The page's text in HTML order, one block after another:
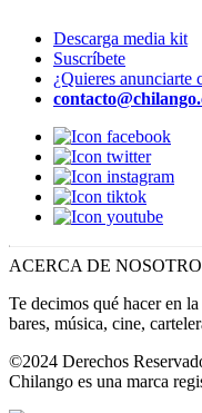
Descarga media kit
Suscríbete
¿Quieres anunciarte
ACERCA DE
Te decimos qué hacer en
bares, música, cine,
©2024 Derechos
Chilango es una marca